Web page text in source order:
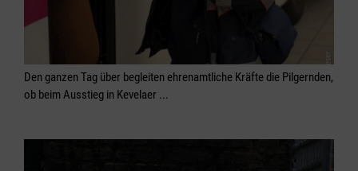
Den ganzen Tag über begleiten ehrenamtliche Kräfte die Pilgernden,
ob beim Ausstieg in Kevelaer ...